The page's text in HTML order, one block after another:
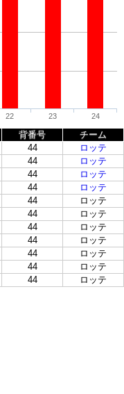
22 23 24
背番号
チーム
44
ロッテ
44
ロッテ
44
ロッテ
44
ロッテ
44
ロッテ
44
ロッテ
44
ロッテ
44
ロッテ
44
ロッテ
44
ロッテ
44 ロッテ